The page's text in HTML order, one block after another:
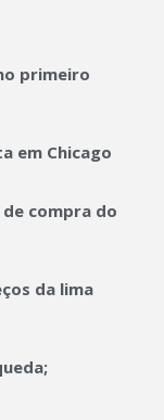
primeiro
em Chicago
compra do
da lima